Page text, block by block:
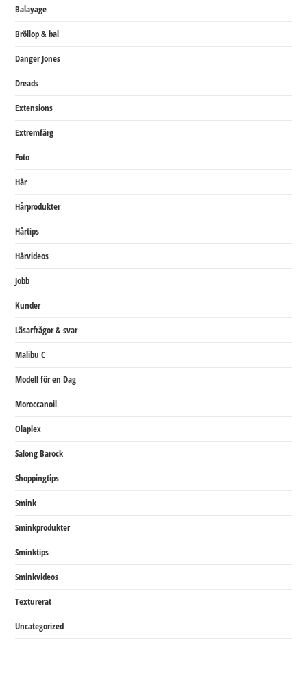
Balayage
Bröllop & bal
Danger Jones
Dreads
Extensions
Extremfärg
Foto
Hår
Hårprodukter
Hårtips
Hårvideos
Jobb
Kunder
Läsarfrågor & svar
Malibu C
Modell för en Dag
Moroccanoil
Olaplex
Salong Barock
Shoppingtips
Smink
Sminkprodukter
Sminktips
Sminkvideos
Texturerat
Uncategorized